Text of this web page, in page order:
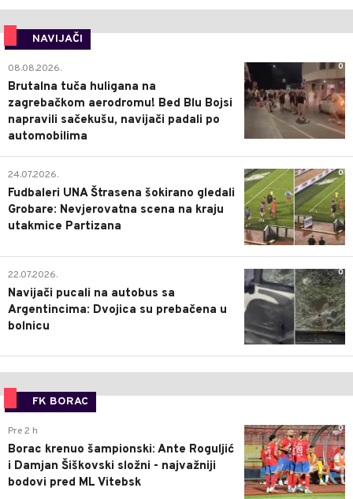
NAVIJAČI
0
08.08.2026.
Brutalna tuča huligana na
zagrebačkom aerodromu! Bed Blu Bojsi
napravili sačekušu, navijači padali po
automobilima
0
24.07.2026.
Fudbaleri UNA Štrasena šokirano gledali
Grobare: Nevjerovatna scena na kraju
utakmice Partizana
0
22.07.2026.
Navijači pucali na autobus sa
Argentincima: Dvojica su prebačena u
bolnicu
FK BORAC
0
Pre 2 h
Borac krenuo šampionski: Ante Roguljić
i Damjan Šiškovski složni - najvažniji
bodovi pred ML Vitebsk